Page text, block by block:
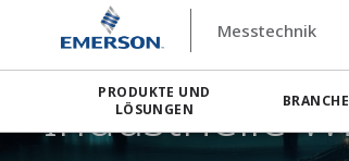
Messtechnik
PRODUKTE UND
LÖSUNGEN
Messtechnik Industrielle Wireless-
Industrielle